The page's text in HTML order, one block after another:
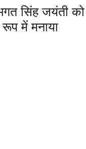
सिंह जयंती को
में मनाया